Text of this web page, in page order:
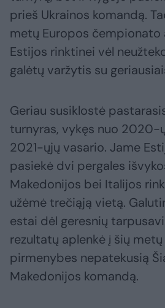
prieš Ukrainos komandą.
metų Europos čempionato
Estijos rinktinei vėl
galėtų varžytis su
Geriau susiklostė
turnyras, vykęs nuo 2020-
2021-ųjų vasario. Jame
pasiekė dvi pergales
Makedonijos bei Italijos
užėmė trečiąją vietą.
estai dėl geresnių
rezultatų aplenkė į šių
pirmenybes nepatekusią
Makedonijos komandą.